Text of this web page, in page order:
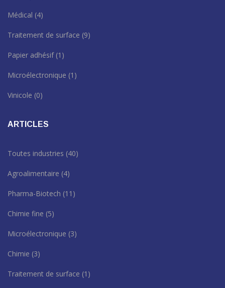
Médical (4)
Traitement de surface (9)
Papier adhésif (1)
Microélectronique (1)
Vinicole (0)
ARTICLES
Toutes industries (40)
Agroalimentaire (4)
Pharma-Biotech (11)
Chimie fine (5)
Microélectronique (3)
Chimie (3)
Traitement de surface (1)